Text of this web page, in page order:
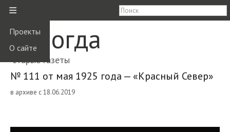
≡
Проекты
О сайте
Вологда
старые газеты
№ 111 от мая 1925 года — «Красный Север»
в архиве с 18.06.2019